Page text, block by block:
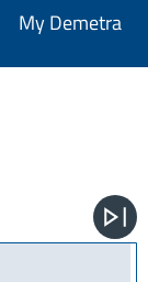
My Demetra